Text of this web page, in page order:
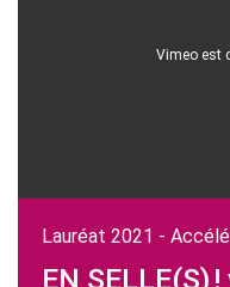
Vimeo est
Lauréat 2021 -
EN SELLE(S)